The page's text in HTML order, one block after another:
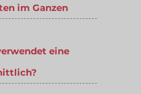
im Ganzen
eine